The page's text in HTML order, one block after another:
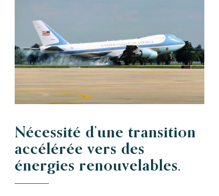
Nécessité d’une transition
accéléréevers des
énergies renouvelables.